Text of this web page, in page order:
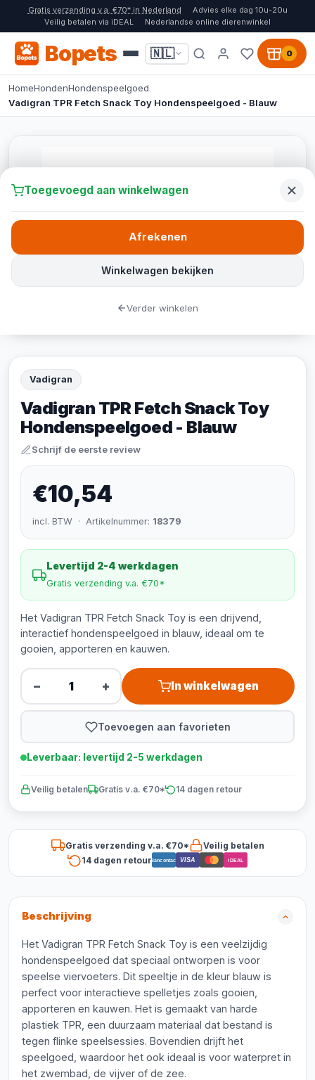
Gratis verzending v.a. €70* in Nederland
Advies elke dag 10u-20u
Veilig betalen via iDEAL
Nederlandse online dierenwinkel
Bopets 🇳🇱 0
HomeHondenHondenspeelgoed
Vadigran TPR Fetch Snack Toy Hondenspeelgoed - Blauw
Vadigran
Vadigran TPR Fetch Snack Toy
Hondenspeelgoed - Blauw
Schrijf de eerste review
€10,54
incl. BTW · Artikelnummer: 18379
Levertijd 2-4 werkdagen
Gratis verzending v.a. €70*
Het Vadigran TPR Fetch Snack Toy is een drijvend,
interactief hondenspeelgoed in blauw, ideaal om te
gooien, apporteren en kauwen.
− + In winkelwagen
Toevoegen aan favorieten
Leverbaar: levertijd 2-5 werkdagen
Veilig betalen Gratis v.a. €70* 14 dagen retour
Gratis verzending v.a. €70*
Veilig betalen
14 dagen retourBancontact VISA iDEAL
Beschrijving
Het Vadigran TPR Fetch Snack Toy is een veelzijdig
hondenspeelgoed dat speciaal ontworpen is voor
speelse viervoeters. Dit speeltje in de kleur blauw is
perfect voor interactieve spelletjes zoals gooien,
apporteren en kauwen. Het is gemaakt van harde
plastiek TPR, een duurzaam materiaal dat bestand is
tegen flinke speelsessies. Bovendien drijft het
speelgoed, waardoor het ook ideaal is voor waterpret in
het zwembad, de vijver of de zee.
Toegevoegd aan winkelwagen
Winkelwagen bekijken
Afrekenen
Verder winkelen